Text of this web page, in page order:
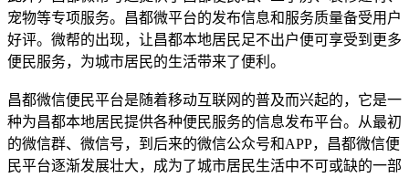
宠物等专项服务。昌都微平台的发布信息和服务质量备受用户
好评。微帮的出现，让昌都本地居民足不出户便可享受到更多
便民服务，为城市居民的生活带来了便利。
昌都微信便民平台是随着移动互联网的普及而兴起的，它是一
种为昌都本地居民提供各种便民服务的信息发布平台。从最初
的微信群、微信号，到后来的微信公众号和APP，昌都微信便
民平台逐渐发展壮大，成为了城市居民生活中不可或缺的一部